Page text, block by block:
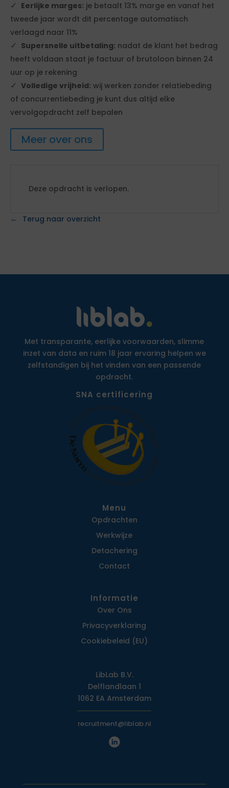
Eerlijke marges: je betaalt 13% marge en vanaf het
tweede jaar wordt dit percentage automatisch
verlaagd naar 11%
Supersnelle uitbetaling: nadat de klant het bedrag
heeft voldaan staat je factuur of brutoloon binnen 24
uur op je rekening
Volledige vrijheid: wij werken zonder relatiebeding
of concurrentiebeding je kunt dus altijd elke
vervolgopdracht zelf bepalen
Meer over ons
Deze opdracht is verlopen.
Terug naar overzicht
Met transparante, eerlijke voorwaarden, slimme
inzet van data en ruim 18 jaar ervaring helpen we
zelfstandigen bij het vinden van een passende
opdracht.
SNA certificering
Menu
Opdrachten
Werkwijze
Detachering
Contact
Informatie
Over Ons
Privacy­verklaring
Cookiebeleid (EU)
LibLab B.V.
Delflandlaan 1
1062 EA Amsterdam
recruitment@liblab.nl